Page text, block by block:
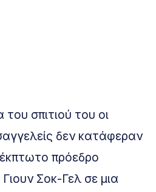
σπιτιού του οι
δεν κατάφεραν
πρόεδρο
Σοκ-Γελ σε μια